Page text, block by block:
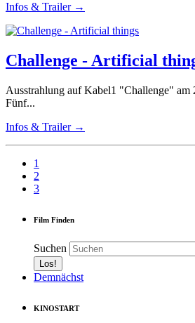
Infos & Trailer →
Challenge - Artificial
Ausstrahlung auf Kabel1 "Challenge" am
Fünf...
Infos & Trailer →
1
2
3
Film Finden
Suchen
Demnächst
KINOSTART